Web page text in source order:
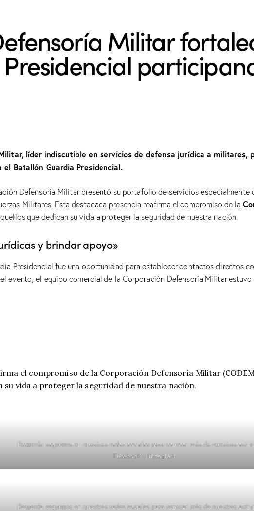
Militar
líder indiscutible en servicios de defensa jurídica a
el Batallón Guardia Presidencial.
Defensoría Militar presentó su portafolio de servicios especialmente
Militares. Esta destacada presencia reafirma el compromiso de la
que dedican su vida a proteger la seguridad de nuestra nación.
y brindar apoyo»
Presidencial fue una oportunidad para establecer contactos directos
evento, el equipo comercial de la Corporación Defensoría Militar
el compromiso de la Corporación Defensoría Militar
su vida a proteger la seguridad de nuestra nación.
Recuerda seguirnos en nuestras redes sociales para conocer más de nuestras
FacebookyInstagram
Recuerda seguirnos en nuestras redes sociales para conocer más de nuestras